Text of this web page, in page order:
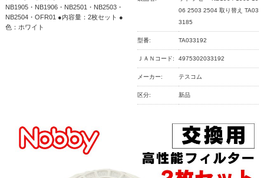
NB1905・NB1906・NB2501・NB2503・
NB2504・OFR01 ●内容量：2枚セット ●
色：ホワイト
06 2503 2504 取り替え TA03
3185
型番: TA033192
ＪＡＮコード: 4975302033192
メーカー: テスコム
区分: 新品